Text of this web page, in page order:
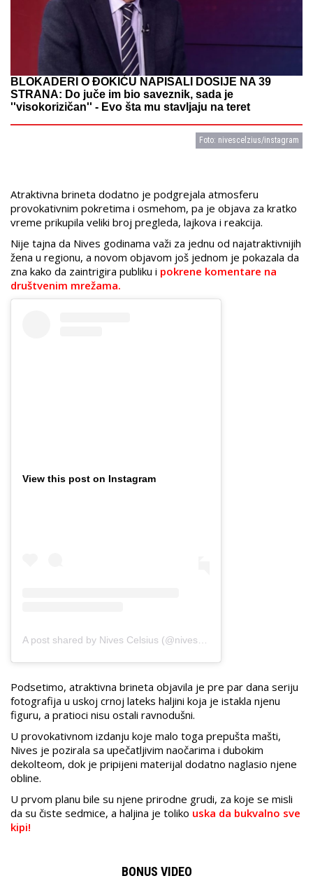
BLOKADERI O ĐOKIĆU NAPISALI DOSIJE NA 39
STRANA: Do juče im bio saveznik, sada je
''visokorizičan'' - Evo šta mu stavljaju na teret
Foto: nivescelzius/instagram
Atraktivna brineta dodatno je podgrejala atmosferu
provokativnim pokretima i osmehom, pa je objava za kratko
vreme prikupila veliki broj pregleda, lajkova i reakcija.
Nije tajna da Nives godinama važi za jednu od najatraktivnijih
žena u regionu, a novom objavom još jednom je pokazala da
zna kako da zaintrigira publiku i pokrene komentare na
društvenim mrežama.
View this post on Instagram
Podsetimo, atraktivna brineta objavila je pre par dana seriju
fotografija u uskoj crnoj lateks haljini koja je istakla njenu
figuru, a pratioci nisu ostali ravnodušni.
U provokativnom izdanju koje malo toga prepušta mašti,
Nives je pozirala sa upečatljivim naočarima i dubokim
dekolteom, dok je pripijeni materijal dodatno naglasio njene
obline.
U prvom planu bile su njene prirodne grudi, za koje se misli
da su čiste sedmice, a haljina je toliko uska da bukvalno sve
kipi!
BONUS VIDEO